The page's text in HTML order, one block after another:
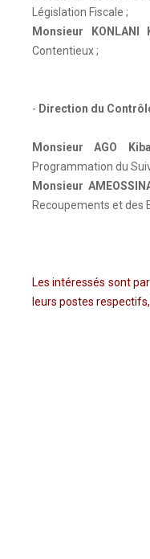
Législation Fiscale ;
Monsieur KONLANI
Contentieux ;
- Direction du
Monsieur AGO
Programmation du
Monsieur
Recoupements et des
Les intéressés sont
leurs postes